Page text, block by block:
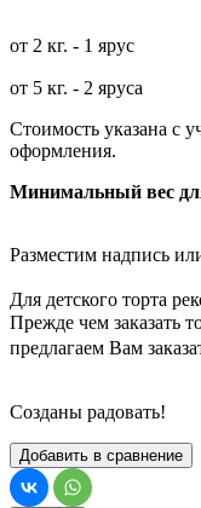
от 2 кг. - 1 ярус
от 5 кг. - 2 яруса
Стоимость указана с
оформления.
Минимальный вес
Разместим надпись
Для детского торта
Прежде чем заказать
предлагаем Вам
Созданы радовать!
Добавить в сравнение